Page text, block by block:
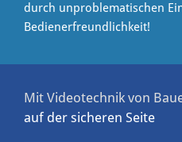
durch unproblematischen
Bedienerfreundlichkeit!
Mit Videotechnik von
auf der sicheren Seite